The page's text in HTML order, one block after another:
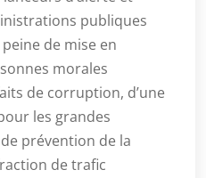
publiques
de mise en
morales
de corruption, d’une
les grandes
prévention de la
de trafic